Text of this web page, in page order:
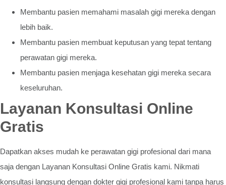
Membantu pasien memahami masalah gigi mereka dengan
lebih baik.
Membantu pasien membuat keputusan yang tepat tentang
perawatan gigi mereka.
Membantu pasien menjaga kesehatan gigi mereka secara
keseluruhan.
Layanan Konsultasi Online
Gratis
Dapatkan akses mudah ke perawatan gigi profesional dari mana
saja dengan Layanan Konsultasi Online Gratis kami. Nikmati
konsultasi langsung dengan dokter gigi profesional kami tanpa harus